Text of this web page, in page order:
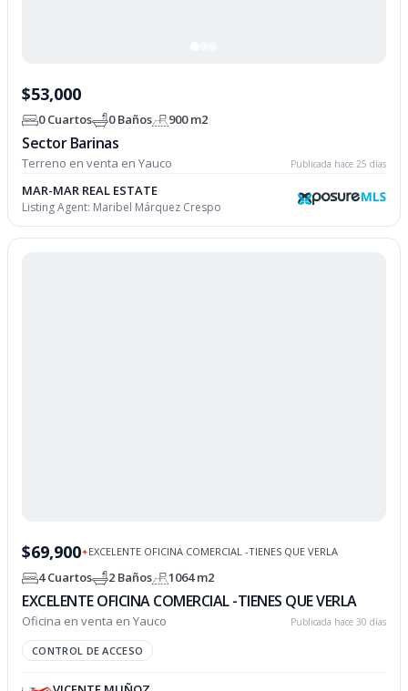
$53,000
0 Cuartos 0 Baños 900 m2
Sector Barinas
Terreno en venta en Yauco Publicada hace 25 días
MAR-MAR REAL ESTATE
Listing Agent: Maribel Márquez Crespo
$69,900✦EXCELENTE OFICINA COMERCIAL -TIENES QUE VERLA
4 Cuartos 2 Baños 1064 m2
EXCELENTE OFICINA COMERCIAL -TIENES QUE VERLA
Oficina en venta en Yauco Publicada hace 30 días
CONTROL DE ACCESO